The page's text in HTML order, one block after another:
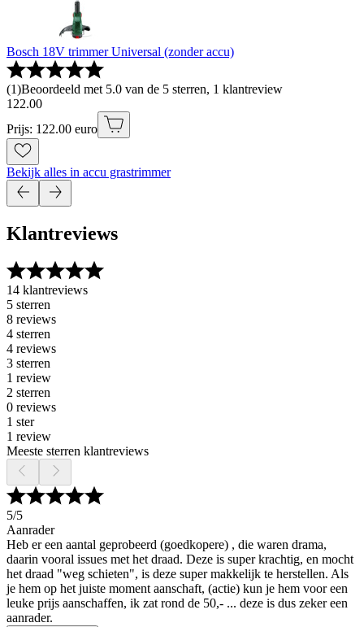
Bosch 18V trimmer Universal (zonder accu)
(1)Beoordeeld met 5.0 van de 5 sterren, 1 klantreview
122.00
Prijs: 122.00 euro
Bekijk alles in accu grastrimmer
Klantreviews
14 klantreviews
5 sterren
8 reviews
4 sterren
4 reviews
3 sterren
1 review
2 sterren
0 reviews
1 ster
1 review
Meeste sterren klantreviews
5/5
Aanrader
Heb er een aantal geprobeerd (goedkopere) , die waren drama,
daarin vooral issues met het draad. Deze is super krachtig, en mocht
het draad "weg schieten", is deze super makkelijk te herstellen. Als
je hem op het juiste moment aanschaft, (actie) kun je hem voor een
leuke prijs aanschaffen, ik zat rond de 50,- ... deze is dus zeker een
aanrader.